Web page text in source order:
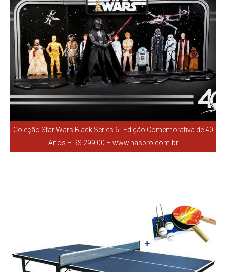
Coleção Star Wars Black Series 6” Edição Comemorativa de 40
Anos – R$ 299,00 – www.hasbro.com.br